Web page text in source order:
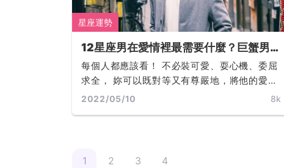
星座運勢
12星座男在愛情裡最需要什麼？巨蟹男
需勇氣、天蠍男要體貼、雙魚男看深情、
水瓶男怕負擔... ...請連帶參考月亮星座
喔！
每個人都應該看！ 不必裝可愛、耍心機、委屈
求全， 妳可以既對等又有尊嚴地，將他的愛手
到擒來... ...
2022/05/10 8k
1 2 3 4